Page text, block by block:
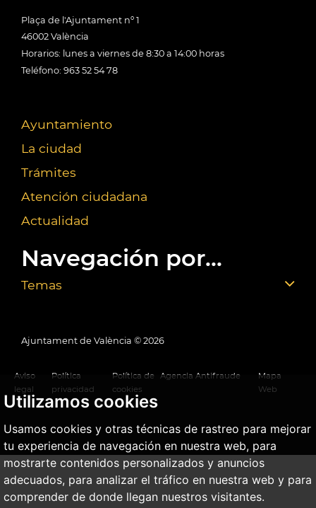
Utilizamos cookies
Usamos cookies y otras técnicas de rastreo para mejorar
tu experiencia de navegación en nuestra web, para
mostrarte contenidos personalizados y anuncios
adecuados, para analizar el tráfico en nuestra web y para
comprender de donde llegan nuestros visitantes.
Plaça de l'Ajuntament nº 1
46002 València
Horarios: lunes a viernes de 8:30 a 14:00 horas
Teléfono: 963 52 54 78
Ayuntamiento
La ciudad
Trámites
Atención ciudadana
Actualidad
Navegación por...
Temas
Ajuntament de València © 2026
Aviso
legal
Política
privacidad
Política de
cookies
Agencia Antifraude
Mapa
Web